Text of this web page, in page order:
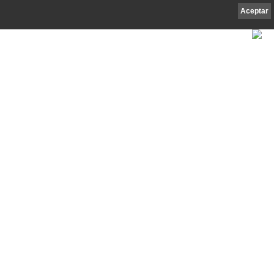
Aceptar